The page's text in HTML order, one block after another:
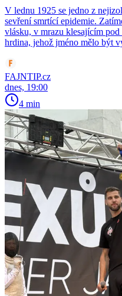
V lednu 1925 se jedno z
sevření smrtící epidemie.
vlásku, v mrazu klesajícím
hrdina, jehož jméno mělo být
FAJNTIP.cz
dnes, 19:00
4 min